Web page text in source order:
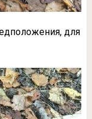
для